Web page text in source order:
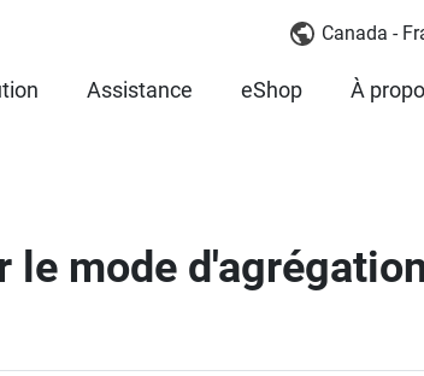
Canada -
Assistance eShop À
mode